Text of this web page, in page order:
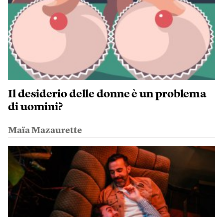
Il desiderio delle donne è un problema
di uomini?
Maïa Mazaurette